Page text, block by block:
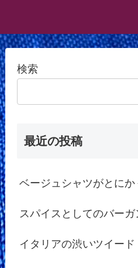
検索
最近の投稿
ベージュシャツがとにか
スパイスとしてのバー
イタリアの渋いツイード